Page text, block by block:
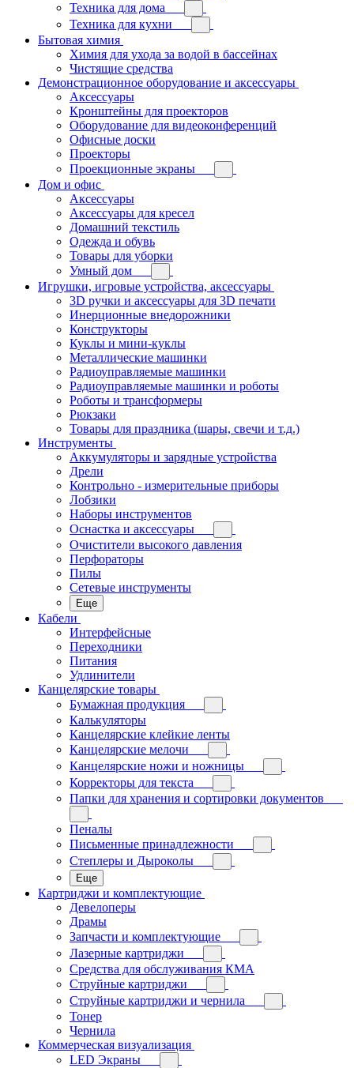
Техника для дома
Техника для кухни
Бытовая химия
Химия для ухода за водой в бассейнах
Чистящие средства
Демонстрационное оборудование и аксессуары
Аксессуары
Кронштейны для проекторов
Оборудование для видеоконференций
Офисные доски
Проекторы
Проекционные экраны
Дом и офис
Аксессуары
Аксессуары для кресел
Домашний текстиль
Одежда и обувь
Товары для уборки
Умный дом
Игрушки, игровые устройства, аксессуары
3D ручки и аксессуары для 3D печати
Инерционные внедорожники
Конструкторы
Куклы и мини-куклы
Металлические машинки
Радиоуправляемые машинки
Радиоуправляемые машинки и роботы
Роботы и трансформеры
Рюкзаки
Товары для праздника (шары, свечи и т.д.)
Инструменты
Аккумуляторы и зарядные устройства
Дрели
Контрольно - измерительные приборы
Лобзики
Наборы инструментов
Оснастка и аксессуары
Очистители высокого давления
Перфораторы
Пилы
Сетевые инструменты
Еще
Кабели
Интерфейсные
Переходники
Питания
Удлинители
Канцелярские товары
Бумажная продукция
Калькуляторы
Канцелярские клейкие ленты
Канцелярские мелочи
Канцелярские ножи и ножницы
Корректоры для текста
Папки для хранения и сортировки документов
Пеналы
Письменные принадлежности
Степлеры и Дыроколы
Еще
Картриджи и комплектующие
Девелоперы
Драмы
Запчасти и комплектующие
Лазерные картриджи
Средства для обслуживания КМА
Струйные картриджи
Струйные картриджи и чернила
Тонер
Чернила
Коммерческая визуализация
LED Экраны